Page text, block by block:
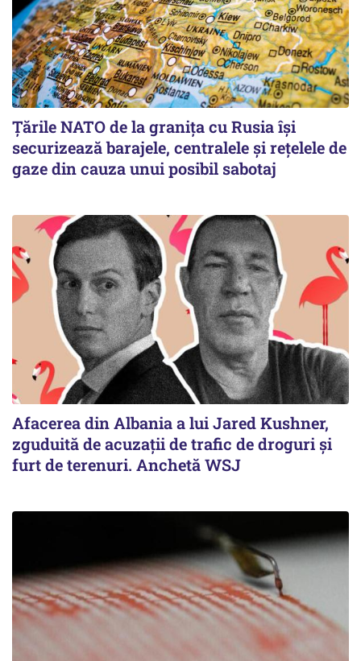
Țările NATO de la granița cu Rusia își
securizează barajele, centralele și rețelele de
gaze din cauza unui posibil sabotaj
Afacerea din Albania a lui Jared Kushner,
zguduită de acuzații de trafic de droguri și
furt de terenuri. Anchetă WSJ